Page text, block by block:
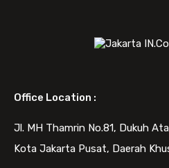
Office Location :
Jl. MH Thamrin No.81, Dukuh
Kota Jakarta Pusat, Daerah